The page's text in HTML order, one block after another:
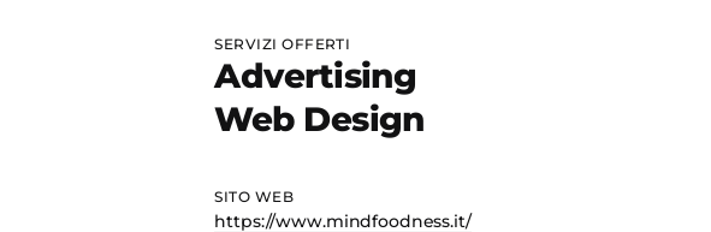
SERVIZI OFFERTI
Advertising
Web Design
SITO WEB
https://www.mindfoodness.it/